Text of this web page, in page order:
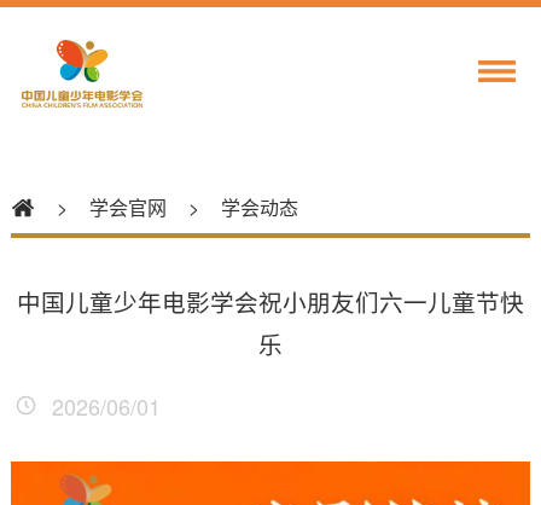
> 学会官网 > 学会动态
中国儿童少年电影学会祝小朋友们六一儿童节快
乐
2026/06/01